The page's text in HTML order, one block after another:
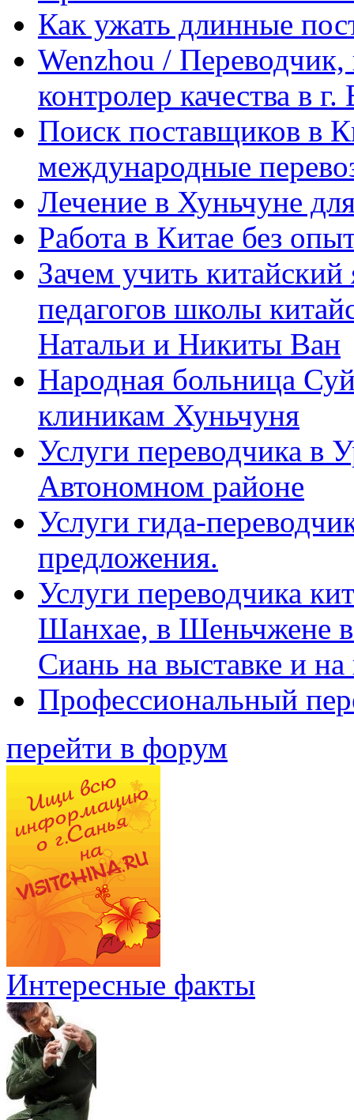
Как ужать длинные
Wenzhou / Переводчик,
контролер качества в
Поиск поставщиков в
международные
Лечение в Хуньчуне
Работа в Китае без
Зачем учить
педагогов школы
Натальи и Никиты Ван
Народная больница
клиникам Хуньчуня
Услуги переводчика в
Автономном районе
Услуги гида-
предложения.
Услуги переводчика
Шанхае, в Шеньчжене
Сиань на выставке и
Профессиональный
перейти в форум
Интересные факты